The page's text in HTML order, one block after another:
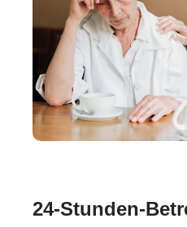
24-Stunden-